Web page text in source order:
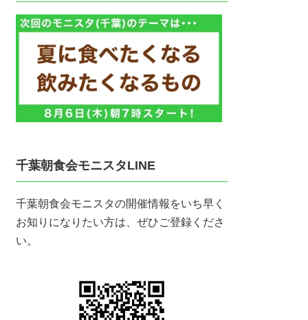
千葉朝食会モニスタLINE
千葉朝食会モニスタの開催情報をいち早く
お知りになりたい方は、ぜひご登録くださ
い。